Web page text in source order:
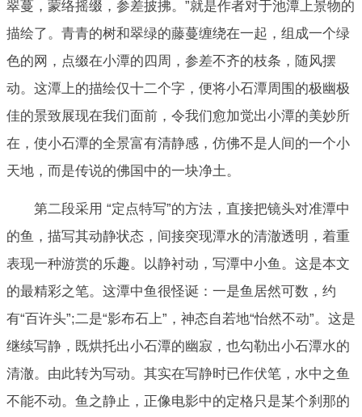
翠蔓，蒙络摇缀，参差披拂。”就是作者对于池潭上景物的
描绘了。青青的树和翠绿的藤蔓缠绕在一起，组成一个绿
色的网，点缀在小潭的四周，参差不齐的枝条，随风摆
动。这潭上的描绘仅十二个字，便将小石潭周围的极幽极
佳的景致展现在我们面前，令我们愈加觉出小潭的美妙所
在，使小石潭的全景富有清静感，仿佛不是人间的一个小
天地，而是传说的佛国中的一块净土。
第二段采用 “定点特写”的方法，直接把镜头对准潭中
的鱼，描写其动静状态，间接突现潭水的清澈透明，着重
表现一种游赏的乐趣。以静衬动，写潭中小鱼。这是本文
的最精彩之笔。这潭中鱼很怪诞：一是鱼居然可数，约
有“百许头”;二是“影布石上”，神态自若地“怡然不动”。这是
继续写静，既烘托出小石潭的幽寂，也勾勒出小石潭水的
清澈。由此转为写动。其实在写静时已作伏笔，水中之鱼
不能不动。鱼之静止，正像电影中的定格只是某个刹那的